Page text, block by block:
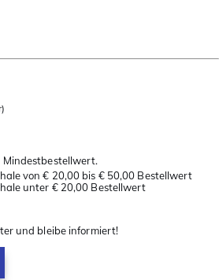
Mindestbestellwert.
von € 20,00 bis € 50,00 Bestellwert
unter € 20,00 Bestellwert
und bleibe informiert!